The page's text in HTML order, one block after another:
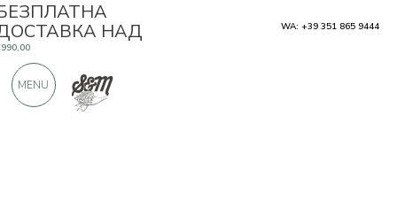
ПРОДУКТИ ОТ ОТЛИЧНИ
900 ПОЛОЖИТЕЛНИ ОТЗИВИ
WA: +39 351 865 9444
MENU